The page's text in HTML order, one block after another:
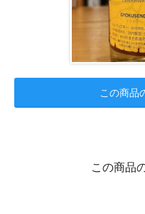
この商品
この商品